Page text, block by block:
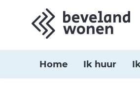
Home Ik huur